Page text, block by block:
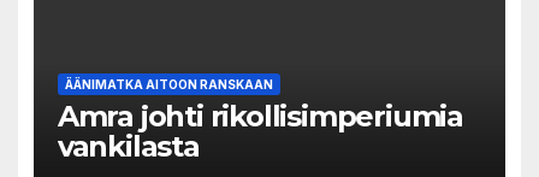
ÄÄNIMATKA AITOON RANSKAAN
Amra johti rikollisimperiumia
vankilasta